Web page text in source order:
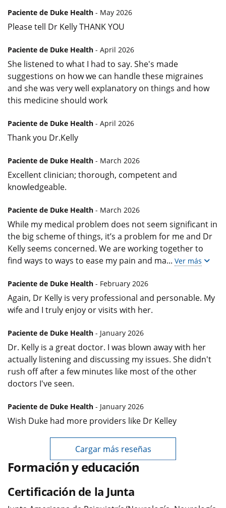
Paciente de Duke Health - May 2026
Please tell Dr Kelly THANK YOU
Paciente de Duke Health - April 2026
She listened to what I had to say. She's made
suggestions on how we can handle these migraines
and she was very well explanatory on things and how
this medicine should work
Paciente de Duke Health - April 2026
Thank you Dr.Kelly
Paciente de Duke Health - March 2026
Excellent clinician; thorough, competent and
knowledgeable.
Paciente de Duke Health - March 2026
While my medical problem does not seem significant in
the big scheme of things, it’s a problem for me and Dr
Kelly seems concerned. We are working together to
find ways to ways to ease my pain and ma... Ver más
Paciente de Duke Health - February 2026
Again, Dr Kelly is very professional and personable. My
wife and I truly enjoy or visits with her.
Paciente de Duke Health - January 2026
Dr. Kelly is a great doctor. I was blown away with her
actually listening and discussing my issues. She didn't
rush off after a few minutes like most of the other
doctors I've seen.
Paciente de Duke Health - January 2026
Wish Duke had more providers like Dr Kelley
Cargar más reseñas
Formación y educación
Certificación de la Junta